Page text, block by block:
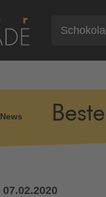
News
07.02.2020